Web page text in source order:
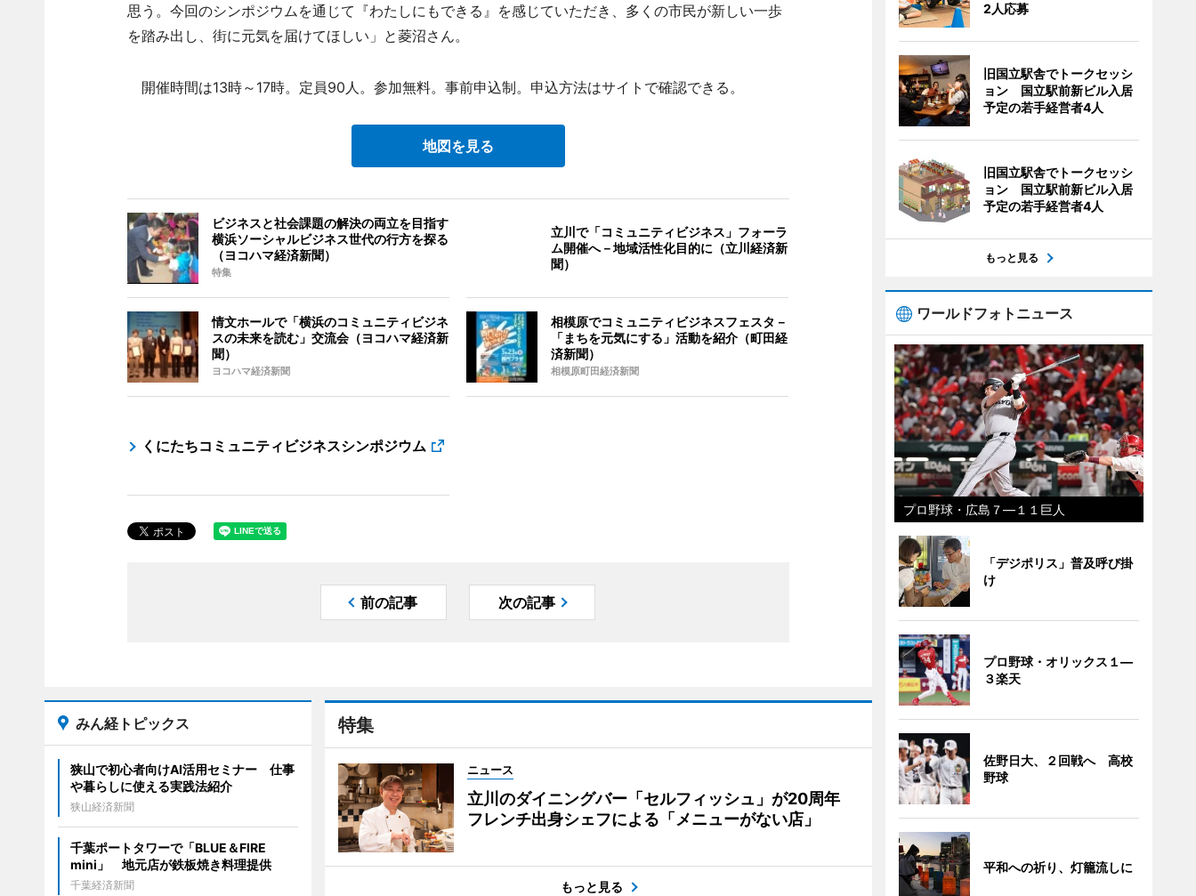
思う。今回のシンポジウムを通じて『わたしにもできる』を感じていただき、多くの市民が新しい一歩
を踏み出し、街に元気を届けてほしい」と菱沼さん。
開催時間は13時～17時。定員90人。参加無料。事前申込制。申込方法はサイトで確認できる。
地図を見る
ビジネスと社会課題の解決の両立を目指す
横浜ソーシャルビジネス世代の行方を探る
（ヨコハマ経済新聞）
特集
立川で「コミュニティビジネス」フォーラ
ム開催へ－地域活性化目的に（立川経済新
聞）
情文ホールで「横浜のコミュニティビジネ
スの未来を読む」交流会（ヨコハマ経済新
聞）
ヨコハマ経済新聞
相模原でコミュニティビジネスフェスタ－
「まちを元気にする」活動を紹介（町田経
済新聞）
相模原町田経済新聞
くにたちコミュニティビジネスシンポジウム
前の記事 次の記事
特集
ニュース
立川のダイニングバー「セルフィッシュ」が20周年
フレンチ出身シェフによる「メニューがない店」
もっと見る
みん経トピックス
狭山で初心者向けAI活用セミナー 仕事
や暮らしに使える実践法紹介
狭山経済新聞
千葉ポートタワーで「BLUE＆FIRE
mini」 地元店が鉄板焼き料理提供
千葉経済新聞
2人応募
旧国立駅舎でトークセッシ
ョン 国立駅前新ビル入居
予定の若手経営者4人
旧国立駅舎でトークセッシ
ョン 国立駅前新ビル入居
予定の若手経営者4人
もっと見る
ワールドフォトニュース
プロ野球・広島７―１１巨人
「デジポリス」普及呼び掛
け
プロ野球・オリックス１―
３楽天
佐野日大、２回戦へ 高校
野球
平和への祈り、灯籠流しに